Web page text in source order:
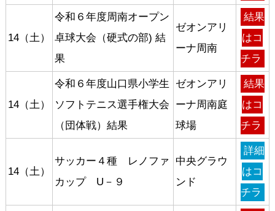
14（土）
令和６年度周南オープン
卓球大会（硬式の部) 結
果
ゼオンアリ
ーナ周南
結果
はコ
チラ
14（土）
令和６年度山口県小学生
ソフトテニス選手権大会
（団体戦）結果
ゼオンアリ
ーナ周南庭
球場
結果
はコ
チラ
14（土）
サッカー４種 レノファ
カップ U－９
中央グラウ
ンド
詳細
はコ
チラ